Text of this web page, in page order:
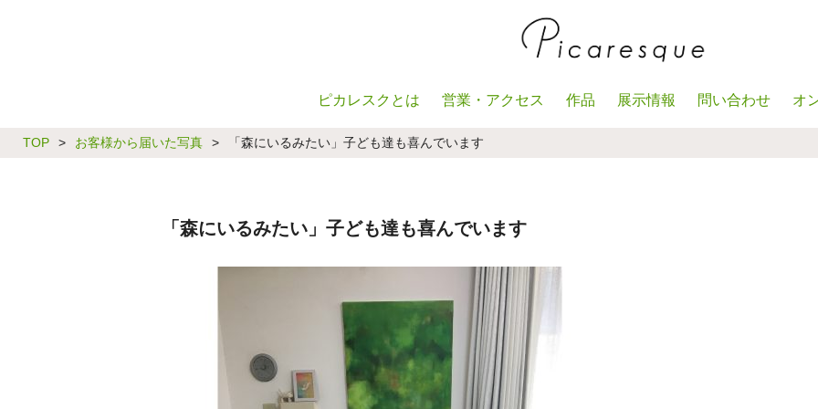
ピカレスクとは 営業・アクセス 作品 展示情報 問い合わせ オ
TOP > お客様から届いた写真 > 「森にいるみたい」子ども達も喜んでいます
「森にいるみたい」子ども達も喜んでいます